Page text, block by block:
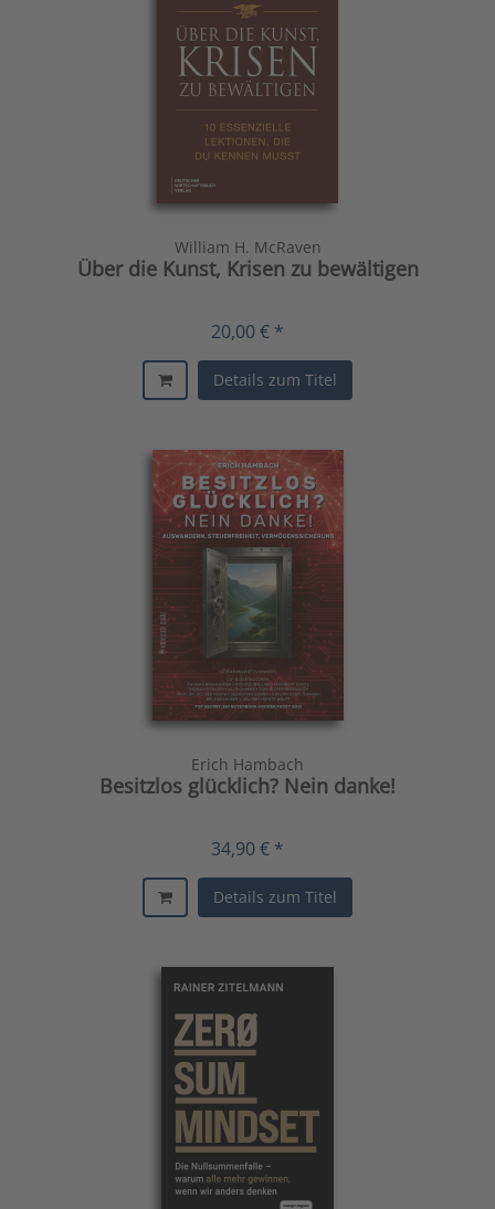
William H. McRaven
Über die Kunst, Krisen zu bewältigen
20,00 € *
Details zum Titel
Erich Hambach
Besitzlos glücklich? Nein danke!
34,90 € *
Details zum Titel